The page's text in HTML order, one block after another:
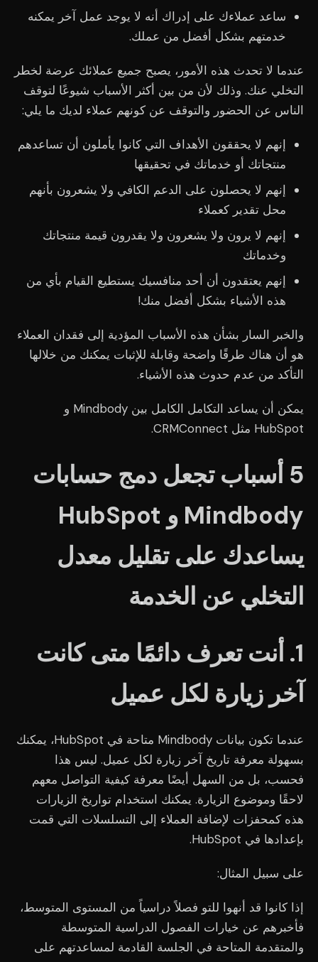
ساعد عملاءك على إدراك أنه لا يوجد عمل آخر يمكنه
خدمتهم بشكل أفضل من عملك.
عندما لا تحدث هذه الأمور، يصبح جميع عملائك عرضة لخطر
التخلي عنك. وذلك لأن من بين أكثر الأسباب شيوعًا لتوقف
الناس عن الحضور والتوقف عن كونهم عملاء لديك ما يلي:
إنهم لا يحققون الأهداف التي كانوا يأملون أن تساعدهم
منتجاتك أو خدماتك في تحقيقها
إنهم لا يحصلون على الدعم الكافي ولا يشعرون بأنهم
محل تقدير كعملاء
إنهم لا يرون ولا يشعرون ولا يقدرون قيمة منتجاتك
وخدماتك
إنهم يعتقدون أن أحد منافسيك يستطيع القيام بأي من
هذه الأشياء بشكل أفضل منك!
والخبر السار بشأن هذه الأسباب المؤدية إلى فقدان العملاء
هو أن هناك طرقًا واضحة وقابلة للإثبات يمكنك من خلالها
التأكد من عدم حدوث هذه الأشياء.
يمكن أن يساعد التكامل الكامل بين Mindbody و
HubSpot مثل CRMConnect.
5 أسباب تجعل دمج حسابات
Mindbody و HubSpot
يساعدك على تقليل معدل
التخلي عن الخدمة
1. أنت تعرف دائمًا متى كانت
آخر زيارة لكل عميل
عندما تكون بيانات Mindbody متاحة في HubSpot، يمكنك
بسهولة معرفة تاريخ آخر زيارة لكل عميل. ليس هذا
فحسب، بل من السهل أيضًا معرفة كيفية التواصل معهم
لاحقًا وموضوع الزيارة. يمكنك استخدام تواريخ الزيارات
هذه كمحفزات لإضافة العملاء إلى التسلسلات التي قمت
بإعدادها في HubSpot.
على سبيل المثال:
إذا كانوا قد أنهوا للتو فصلاً دراسياً من المستوى المتوسط،
فأخبرهم عن خيارات الفصول الدراسية المتوسطة
والمتقدمة المتاحة في الجلسة القادمة لمساعدتهم على